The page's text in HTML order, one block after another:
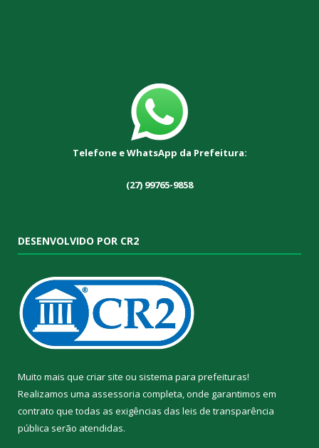
Telefone e WhatsApp da Prefeitura:
(27) 99765-9858
DESENVOLVIDO POR CR2
Muito mais que criar site ou sistema para prefeituras!
Realizamos uma assessoria completa, onde garantimos em
contrato que todas as exigências das leis de transparência
pública serão atendidas.